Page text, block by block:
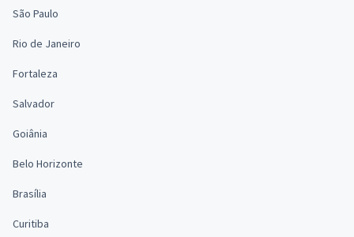
São Paulo
Rio de Janeiro
Fortaleza
Salvador
Goiânia
Belo Horizonte
Brasília
Curitiba